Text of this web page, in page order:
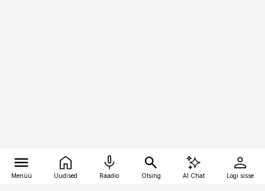
Menüü Uudised Raadio Otsing AI Chat Logi sisse